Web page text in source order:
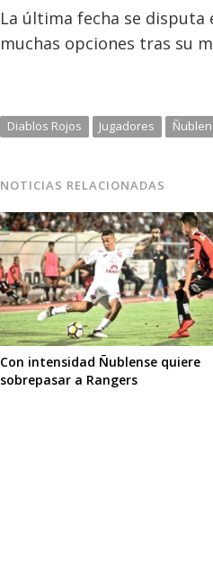
La última fecha se disputa
muchas opciones tras su
Diablos Rojos Jugadores
NOTICIAS RELACIONADAS
Con intensidad Ñublense quiere
sobrepasar a Rangers